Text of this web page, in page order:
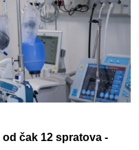
čak 12 spratova -